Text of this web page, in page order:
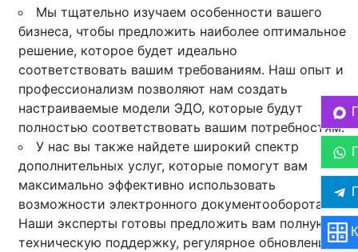
Мы тщательно изучаем особенности вашего
бизнеса, чтобы предложить наиболее оптимальное
решение, которое будет идеально
соответствовать вашим требованиям. Наш опыт и
профессионализм позволяют нам создать
настраиваемые модели ЭДО, которые будут
полностью соответствовать вашим потребностям.
У нас вы также найдете широкий спектр
дополнительных услуг, которые помогут вам
максимально эффективно использовать
возможности электронного документооборота.
Наши эксперты готовы предложить вам полную
техническую поддержку, регулярное обновление